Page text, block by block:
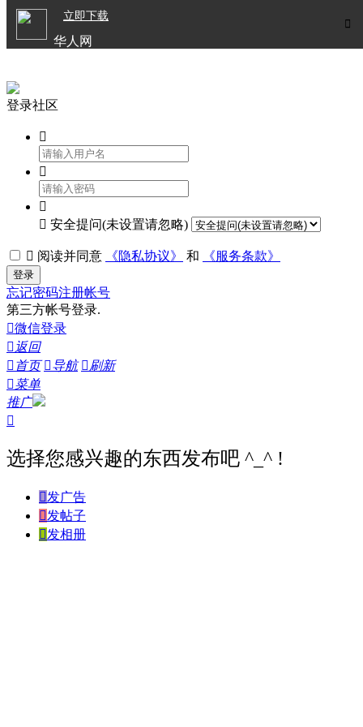

立即下载
华人网
登录社区



 安全提问(未设置请忽略)
 阅读并同意 《隐私协议》 和 《服务条款》
登录
忘记密码注册帐号
第三方帐号登录.
微信登录
 返回
 首页 导航 刷新
菜单
推广

选择您感兴趣的东西发布吧 ^_^ !
发广告
发帖子
发相册